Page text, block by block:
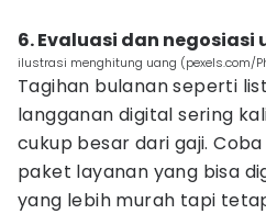
6. Evaluasi dan
ilustrasi menghitung uang (pexels.com/
Tagihan bulanan seperti
langganan digital sering
cukup besar dari gaji.
paket layanan yang bisa
yang lebih murah tapi